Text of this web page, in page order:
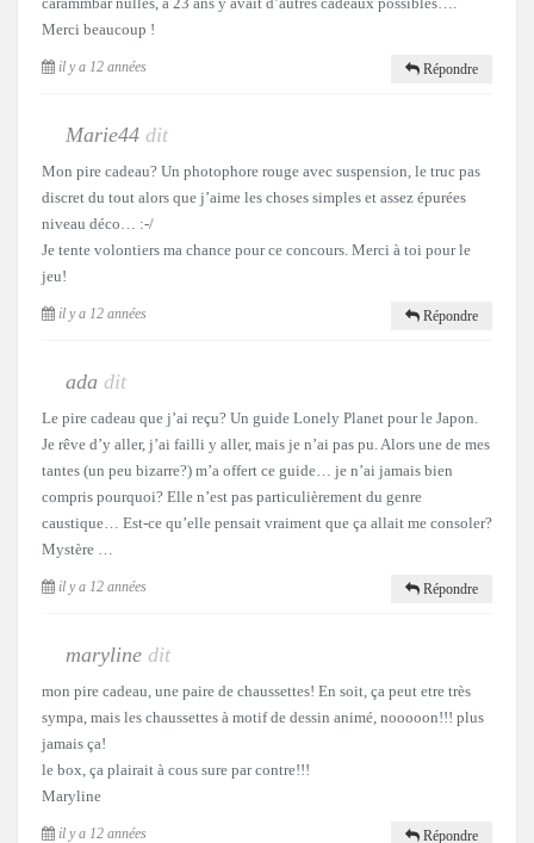
Merci beaucoup !
il y a 12 années Répondre
Marie44 dit
Mon pire cadeau? Un photophore rouge avec suspension, le truc pas
discret du tout alors que j’aime les choses simples et assez épurées
niveau déco… :-/
Je tente volontiers ma chance pour ce concours. Merci à toi pour le
jeu!
il y a 12 années Répondre
ada dit
Le pire cadeau que j’ai reçu? Un guide Lonely Planet pour le Japon.
Je rêve d’y aller, j’ai failli y aller, mais je n’ai pas pu. Alors une de mes
tantes (un peu bizarre?) m’a offert ce guide… je n’ai jamais bien
compris pourquoi? Elle n’est pas particulièrement du genre
caustique… Est-ce qu’elle pensait vraiment que ça allait me consoler?
Mystère …
il y a 12 années Répondre
maryline dit
mon pire cadeau, une paire de chaussettes! En soit, ça peut etre très
sympa, mais les chaussettes à motif de dessin animé, nooooon!!! plus
jamais ça!
le box, ça plairait à cous sure par contre!!!
Maryline
il y a 12 années Répondre